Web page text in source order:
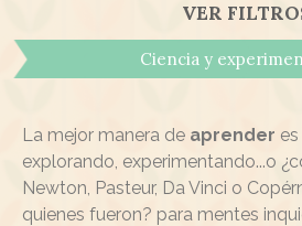
VER
Ciencia y
La mejor manera de aprender es
explorando, experimentando...o
Newton, Pasteur, Da Vinci o
quienes fueron? para mentes